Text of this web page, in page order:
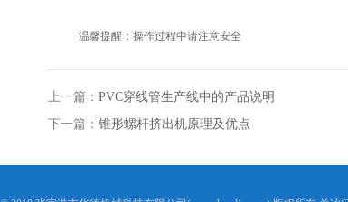
温馨提醒：操作过程中请注意安全
上一篇： PVC穿线管生产线中的产品说明
下一篇： 锥形螺杆挤出机原理及优点